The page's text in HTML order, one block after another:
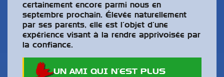
certainement encore parmi nous en
septembre prochain. Élevée naturellement
par ses parents, elle est l’objet d’une
expérience visant à la rendre apprivoisée par
la confiance.
UN AMI QUI N’EST PLUS